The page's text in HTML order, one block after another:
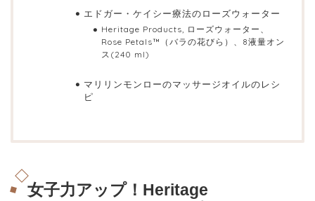
エドガー・ケイシー療法のローズウォーター
Heritage Products, ローズウォーター、
Rose Petals™（バラの花びら）、8液量オン
ス(240 ml)
マリリンモンローのマッサージオイルのレシ
ピ
女子力アップ！Heritage